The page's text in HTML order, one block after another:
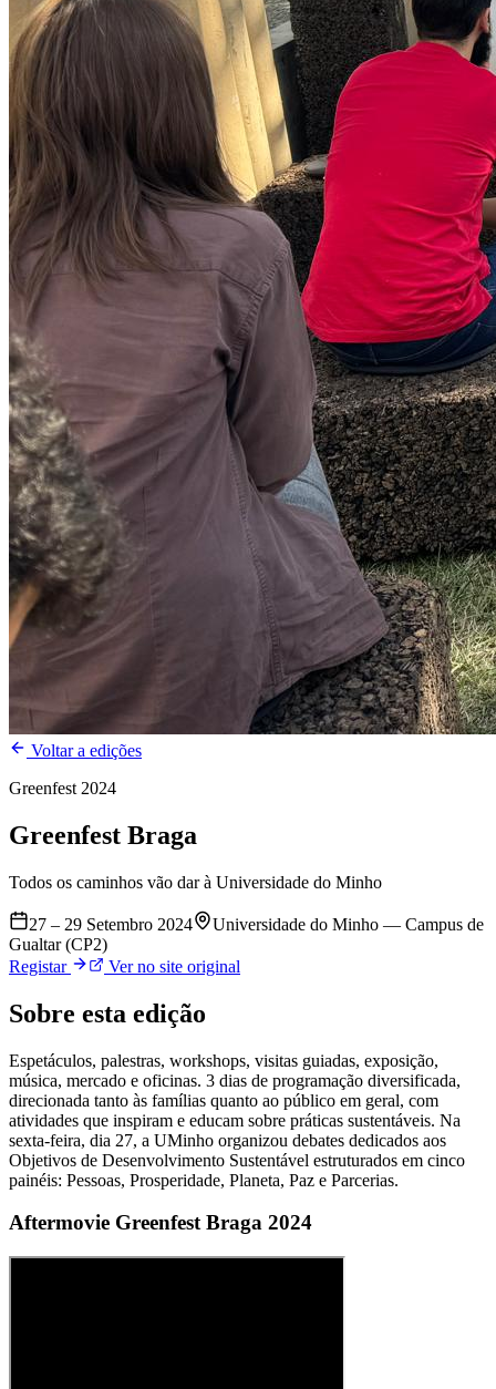
Voltar a edições
Greenfest 2024
Greenfest Braga
Todos os caminhos vão dar à Universidade do Minho
27 – 29 Setembro 2024
Universidade do Minho — Campus de
Gualtar (CP2)
Registar
Ver no site original
Sobre esta edição
Espetáculos, palestras, workshops, visitas guiadas, exposição,
música, mercado e oficinas. 3 dias de programação diversificada,
direcionada tanto às famílias quanto ao público em geral, com
atividades que inspiram e educam sobre práticas sustentáveis. Na
sexta-feira, dia 27, a UMinho organizou debates dedicados aos
Objetivos de Desenvolvimento Sustentável estruturados em cinco
painéis: Pessoas, Prosperidade, Planeta, Paz e Parcerias.
Aftermovie Greenfest Braga 2024